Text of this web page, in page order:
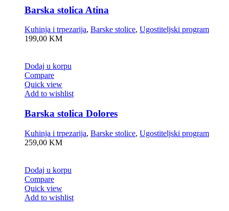
Barska stolica Atina
Kuhinja i trpezarija, Barske stolice, Ugostiteljski program
199,00 KM
Dodaj u korpu
Compare
Quick view
Add to wishlist
Barska stolica Dolores
Kuhinja i trpezarija, Barske stolice, Ugostiteljski program
259,00 KM
Dodaj u korpu
Compare
Quick view
Add to wishlist